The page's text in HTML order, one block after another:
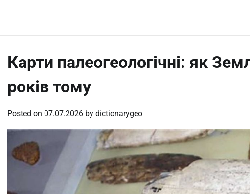
Карти палеогеологічні: як
років тому
Posted on 07.07.2026 by dictionarygeo